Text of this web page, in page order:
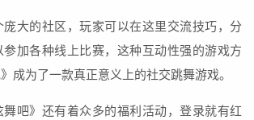
大的社区，玩家可以在这里交流技巧，分
加各种线上比赛，这种互动性强的游戏方
成为了一款真正意义上的社交跳舞游戏。
吧》还有着众多的福利活动，登录就有红